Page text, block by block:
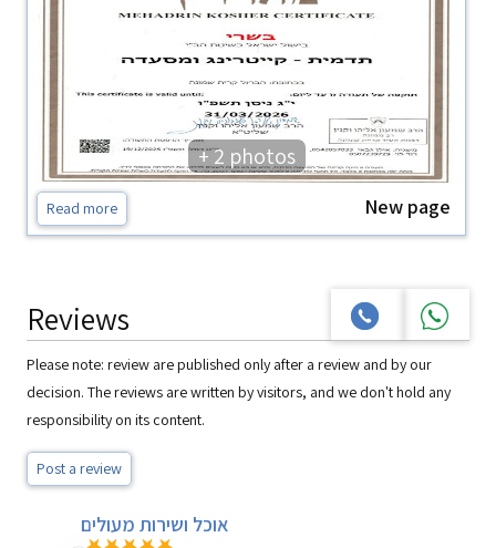
+ 2 photos
New page
Read more
Reviews
Please note: review are published only after a review and by our
decision. The reviews are written by visitors, and we don't hold any
responsibility on its content.
Post a review
אוכל ושירות מעולים